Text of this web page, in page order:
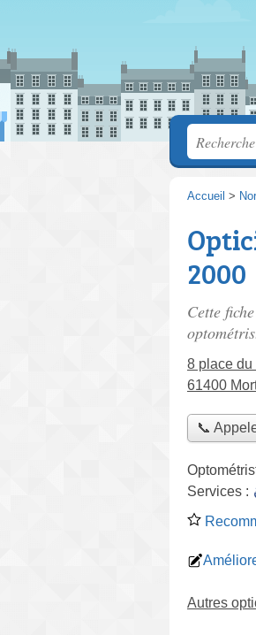
Accueil >
2000
Cette
8 place
61400
📞
Services :
Autres